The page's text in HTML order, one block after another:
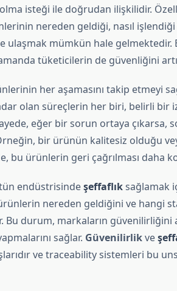
isteği ile doğrudan ilişkilidir.
nereden geldiği, nasıl
ulaşmak mümkün hale gelmektedir.
tüketicilerin de güvenliğini
her aşamasını takip etmeyi
olan süreçlerin her biri, belirli bir
eğer bir sorun ortaya çıkarsa,
bir ürünün kalitesiz olduğu
bu ürünlerin geri çağrılması daha
endüstrisindeşeffaflıksağlamak
ürünlerin nereden geldiğini ve hangi
durum, markaların güvenilirliğini
sağlar. Güvenilirlikve
ve traceability sistemleri bu